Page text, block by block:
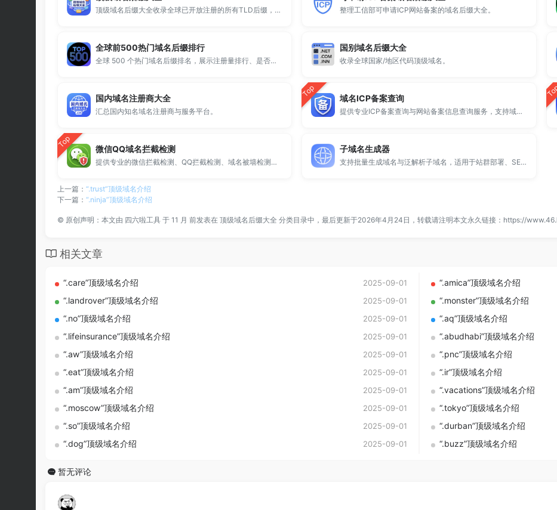
顶级域名后缀大全收录全球已开放注册的所有TLD后缀，包括gTLD、ccTLD、品牌域名后缀等。 整理工信部可申请ICP网站备案的域名后缀大全。
全球前500热门域名后缀排行
全球 500 个热门域名后缀排名，展示注册量排行、是否可备案、适用范围与用途简介，帮助企业与个人在 2025 年快速选择合适的顶级域名。
国别域名后缀大全
收录全球国家/地区代码顶级域名。
国内域名注册商大全
汇总国内知名域名注册商与服务平台。
Top 域名ICP备案查询
提供专业ICP备案查询与网站备案信息查询服务，支持域名备案号查询、网站是否备案检测及备案信息快速获取，适用于站长工具、域名检测与SEO分析。
Top 微信QQ域名拦截检测
提供专业的微信拦截检测、QQ拦截检测、域名被墙检测服务，一键查询网站是否被封、被拦截或被限制访问。
子域名生成器
支持批量生成域名与泛解析子域名，适用于站群部署、SEO测试与开发环境使用。
上一篇： “.trust”顶级域名介绍
下一篇： “.ninja”顶级域名介绍
© 原创声明：本文由 四六啦工具 于 11 月 前发表在 顶级域名后缀大全 分类目录中，最后更新于2026年4月24日，转载请注明本文永久链接： https://
相关文章
“.care”顶级域名介绍 2025-09-01 “.amica”顶级域名介绍
“.landrover”顶级域名介绍 2025-09-01 “.monster”顶级域名介绍
“.no”顶级域名介绍 2025-09-01 “.aq”顶级域名介绍
“.lifeinsurance”顶级域名介绍 2025-09-01 “.abudhabi”顶级域名介绍
“.aw”顶级域名介绍 2025-09-01 “.pnc”顶级域名介绍
“.eat”顶级域名介绍 2025-09-01 “.ir”顶级域名介绍
“.am”顶级域名介绍 2025-09-01 “.vacations”顶级域名介绍
“.moscow”顶级域名介绍 2025-09-01 “.tokyo”顶级域名介绍
“.so”顶级域名介绍 2025-09-01 “.durban”顶级域名介绍
“.dog”顶级域名介绍 2025-09-01 “.buzz”顶级域名介绍
暂无评论